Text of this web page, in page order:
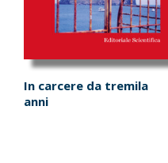
In carcere da tremila
anni